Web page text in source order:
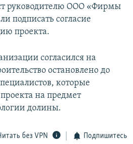
руководителю ООО «Фирмы
подписать согласие
проекта.
согласился на
остановлено до
которые
на предмет
долины.
без VPN Подпишитесь